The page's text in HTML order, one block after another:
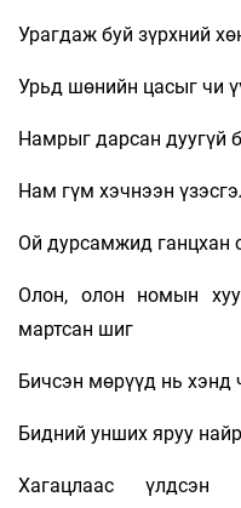
Урагдаж буй зүрхний
Урьд шөнийн цасыг чи
Намрыг дарсан дуугүй
Нам гүм хэчнээн
Ой дурсамжид ганцхан
Олон, олон номын
мартсан шиг
Бичсэн мөрүүд нь хэнд
Бидний унших яруу
Хагацлаас үлдсэн